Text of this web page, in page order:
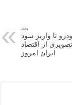
بعد
تا واریز سود
از اقتصاد
ایران امروز